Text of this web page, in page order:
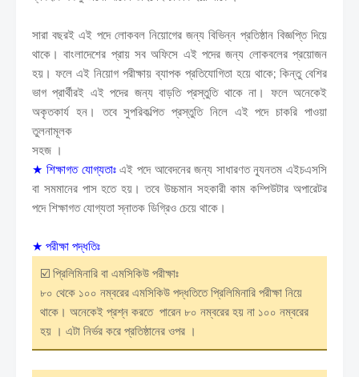
সারা বছরই এই পদে লোকবল নিয়োগের জন্য বিভিন্ন প্রতিষ্ঠান বিজ্ঞপ্তি দিয়ে
থাকে। বাংলাদেশের প্রায় সব অফিসে এই পদের জন্য লোকবলের প্রয়োজন
হয়। ফলে এই নিয়োগ পরীক্ষায় ব্যাপক প্রতিযোগিতা হয়ে থাকে; কিন্তু বেশির
ভাগ প্রার্থীরই এই পদের জন্য বাড়তি প্রস্তুতি থাকে না। ফলে অনেকেই
অকৃতকার্য হন। তবে সুপরিকল্পিত প্রস্তুতি নিলে এই পদে চাকরি পাওয়া
তুলনামূলক
সহজ ।
★শিক্ষাগত যোগ্যতাঃএই পদে আবেদনের জন্য সাধারণত ন্যূনতম এইচএসসি
বা সমমানের পাস হতে হয়। তবে উচ্চমান সহকারী কাম কম্পিউটার অপারেটর
পদে শিক্ষাগত যোগ্যতা স্নাতক ডিগ্রিও চেয়ে থাকে।
★ পরীক্ষা পদ্ধতিঃ
☑️ প্রিলিমিনারি বা এমসিকিউ পরীক্ষাঃ
৮০ থেকে ১০০ নম্বরের এমসিকিউ পদ্ধতিতে প্রিলিমিনারি পরীক্ষা নিয়ে
থাকে। অনেকেই প্রশ্ন করতে পারেন ৮০ নম্বরের হয় না ১০০ নম্বরের
হয় । এটা নির্ভর করে প্রতিষ্ঠানের ওপর ।